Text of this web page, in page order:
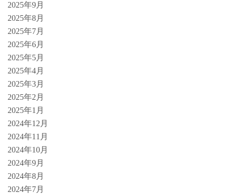
2025年9月
2025年8月
2025年7月
2025年6月
2025年5月
2025年4月
2025年3月
2025年2月
2025年1月
2024年12月
2024年11月
2024年10月
2024年9月
2024年8月
2024年7月